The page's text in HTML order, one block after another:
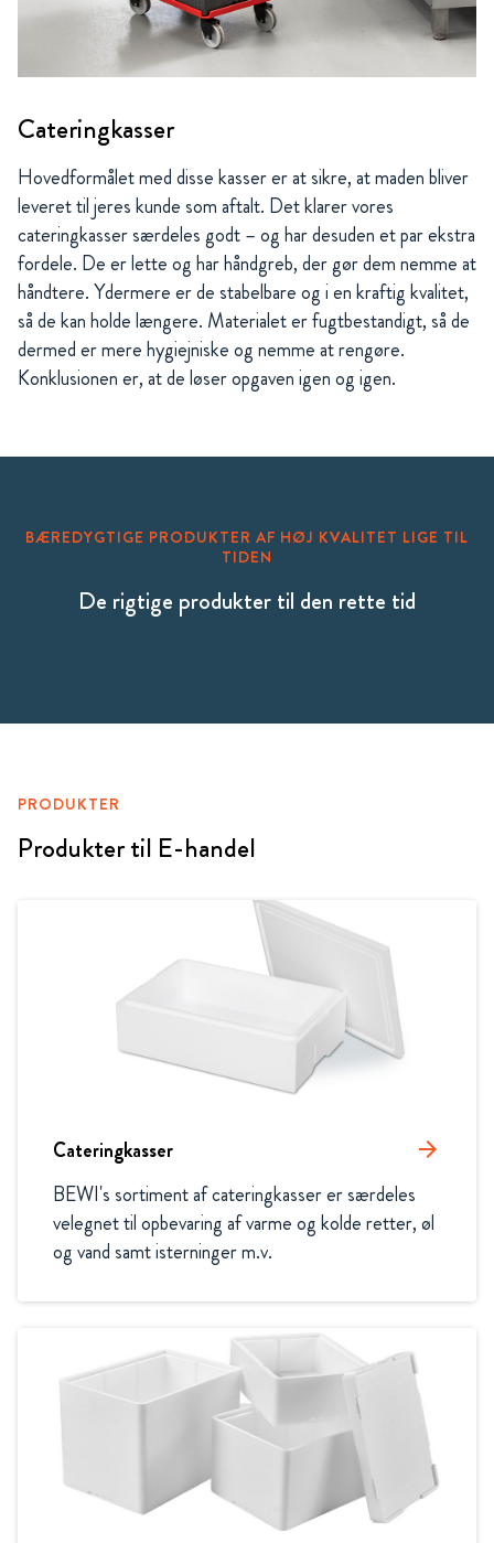
Cateringkasser
Hovedformålet med disse kasser er at sikre, at maden bliver
leveret til jeres kunde som aftalt. Det klarer vores
cateringkasser særdeles godt – og har desuden et par ekstra
fordele. De er lette og har håndgreb, der gør dem nemme at
håndtere. Ydermere er de stabelbare og i en kraftig kvalitet,
så de kan holde længere. Materialet er fugtbestandigt, så de
dermed er mere hygiejniske og nemme at rengøre.
Konklusionen er, at de løser opgaven igen og igen.
BÆREDYGTIGE PRODUKTER AF HØJ KVALITET LIGE TIL
TIDEN
De rigtige produkter til den rette tid
PRODUKTER
Produkter til E-handel
Cateringkasser arrow_forward
BEWI's sortiment af cateringkasser er særdeles
velegnet til opbevaring af varme og kolde retter, øl
og vand samt isterninger m.v.